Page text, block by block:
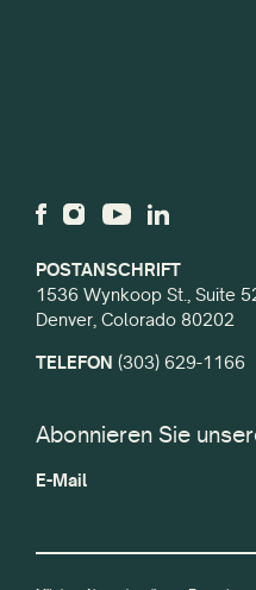
POSTANSCHRIFT
1536 Wynkoop St., Suite
Denver, Colorado 80202
TELEFON (303) 629-1166
Abonnieren Sie
E-Mail